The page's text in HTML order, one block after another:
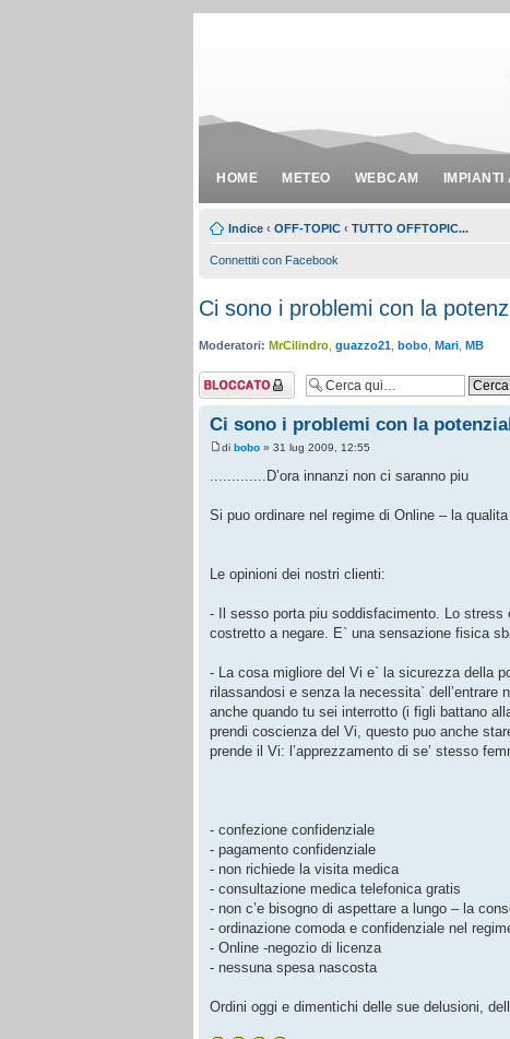
HOME METEO WEBCAM IMPIANTI
Indice ‹ OFF-TOPIC ‹ TUTTO OFFTOPIC...
Connettiti con Facebook
Ci sono i problemi con la
Moderatori: MrCilindro guazzo21 bobo Mari MB
Argomento
bloccato
Ci sono i problemi con la
di bobo » 31 lug 2009, 12:55
.............D’ora innanzi non ci saranno piu
Si puo ordinare nel regime di Online – la
Le opinioni dei nostri clienti:
- Il sesso porta piu soddisfacimento. Lo
costretto a negare. E` una sensazione fisica
- La cosa migliore del Vi e` la sicurezza della
rilassandosi e senza la necessita`
anche quando tu sei interrotto (i figli battano
prendi coscienza del Vi, questo puo anche
prende il Vi: l’apprezzamento di se’ stesso
- confezione confidenziale
- pagamento confidenziale
- non richiede la visita medica
- consultazione medica telefonica gratis
- non c’e bisogno di aspettare a lungo – la
- ordinazione comoda e confidenziale nel
- Online -negozio di licenza
- nessuna spesa nascosta
Ordini oggi e dimentichi delle sue delusioni,